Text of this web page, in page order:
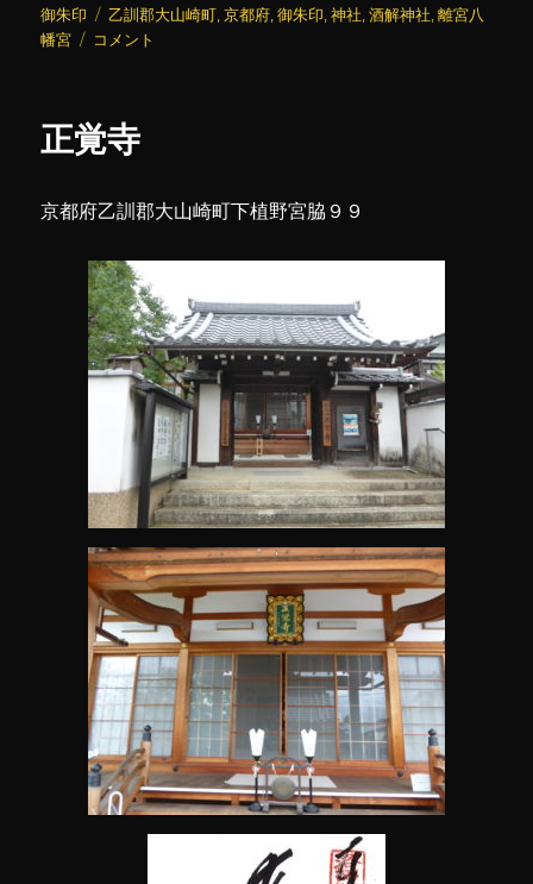
稿
日:
テ
御朱印
タ
グ
乙訓郡大山崎町 ,京都府 ,御朱印 ,神社 ,酒解神社 ,離宮八
幡宮
離
宮
コメント
正覚寺
京都府乙訓郡大山崎町下植野宮脇９９